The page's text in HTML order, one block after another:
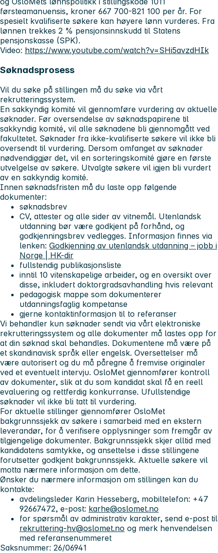
førsteamanuensis, kroner 667 700-821 100 per år. For
spesielt kvalifiserte søkere kan høyere lønn vurderes. Fra
lønnen trekkes 2 % pensjonsinnskudd til Statens
pensjonskasse (SPK).
Video: https://www.youtube.com/watch?v=SHi5avzdHIk
Søknadsprosess
Vil du søke på stillingen må du søke via vårt
rekrutteringssystem.
En sakkyndig komité vil gjennomføre vurdering av aktuelle
søknader. Før oversendelse av søknadspapirene til
sakkyndig komité, vil alle søknadene bli gjennomgått ved
fakultetet. Søknader fra ikke-kvalifiserte søkere vil ikke bli
oversendt til vurdering. Dersom omfanget av søknader
nødvendiggjør det, vil en sorteringskomité gjøre en første
utvelgelse av søkere. Utvalgte søkere vil igjen bli vurdert
av en sakkyndig komité.
Innen søknadsfristen må du laste opp følgende
dokumenter:
søknadsbrev
CV, attester og alle sider av vitnemål. Utenlandsk
utdanning bør være godkjent på forhånd, og
godkjenningsbrev vedlegges. Informasjon finnes via
lenken: Godkjenning av utenlandsk utdanning – jobb i
Norge | HK-dir
fullstendig publikasjonsliste
inntil 10 vitenskapelige arbeider, og en oversikt over
disse, inkludert doktorgradsavhandling hvis relevant
pedagogisk mappe som dokumenterer
utdanningsfaglig kompetanse
gjerne kontaktinformasjon til to referanser
Vi behandler kun søknader sendt via vårt elektroniske
rekrutteringssystem og alle dokumenter må lastes opp for
at din søknad skal behandles. Dokumentene må være på
et skandinavisk språk eller engelsk. Oversettelser må
være autorisert og du må påregne å fremvise originaler
ved et eventuelt intervju. OsloMet gjennomfører kontroll
av dokumenter, slik at du som kandidat skal få en reell
evaluering og rettferdig konkurranse. Ufullstendige
søknader vil ikke bli tatt til vurdering.
For aktuelle stillinger gjennomfører OsloMet
bakgrunnssjekk av søkere i samarbeid med en ekstern
leverandør, for å verifisere opplysninger som fremgår av
tilgjengelige dokumenter. Bakgrunnssjekk skjer alltid med
kandidatens samtykke, og ansettelse i disse stillingene
forutsetter godkjent bakgrunnssjekk. Aktuelle søkere vil
motta nærmere informasjon om dette.
Ønsker du nærmere informasjon om stillingen kan du
kontakte:
avdelingsleder Karin Hesseberg, mobiltelefon: +47
92667472, e-post: karhe@oslomet.no
for spørsmål av administrativ karakter, send e-post til
rekruttering-hv@oslomet.no og merk henvendelsen
med referansenummeret
Saksnummer: 26/06941